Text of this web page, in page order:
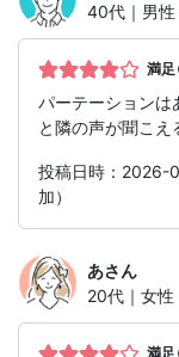
40代｜男性
満足
パーテーションは
と隣の声が聞こえ
投稿日時：2026-
加）
あさん
20代｜女性
満足